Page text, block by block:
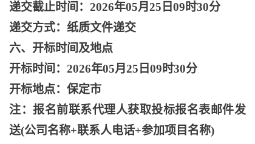
递交截止时间： 2026年05月25日09时30分
递交方式：纸质文件递交
六、开标时间及地点
开标时间： 2026年05月25日09时30分
开标地点：保定市
注：报名前联系代理人获取投标报名表邮件发
送(公司名称+联系人电话+参加项目名称)